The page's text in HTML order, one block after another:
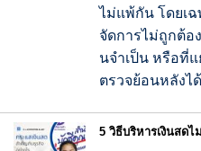
ไม่แพ้กัน โดยเฉ
จัดการไม่ถูกต้อ
นจำเป็น หรือที่
ตรวจย้อนหลังได้
5 วิธีบริหารเงินสด